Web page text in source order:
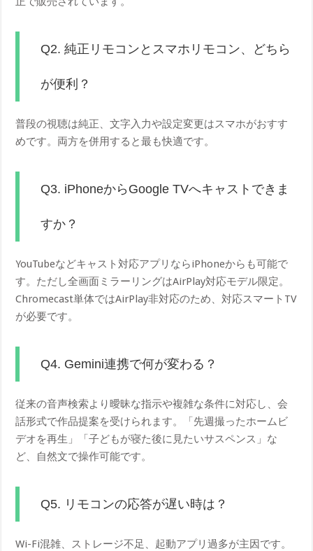
Q2. 純正リモコンとスマホリモコン、どちら
が便利？
普段の視聴は純正、文字入力や設定変更はスマホがおすす
めです。両方を併用すると最も快適です。
Q3. iPhoneからGoogle TVへキャストできま
すか？
YouTubeなどキャスト対応アプリならiPhoneからも可能で
す。ただし全画面ミラーリングはAirPlay対応モデル限定。
Chromecast単体ではAirPlay非対応のため、対応スマートTV
が必要です。
Q4. Gemini連携で何が変わる？
従来の音声検索より曖昧な指示や複雑な条件に対応し、会
話形式で作品提案を受けられます。「先週撮ったホームビ
デオを再生」「子どもが寝た後に見たいサスペンス」な
ど、自然文で操作可能です。
Q5. リモコンの応答が遅い時は？
Wi-Fi混雑、ストレージ不足、起動アプリ過多が主因です。